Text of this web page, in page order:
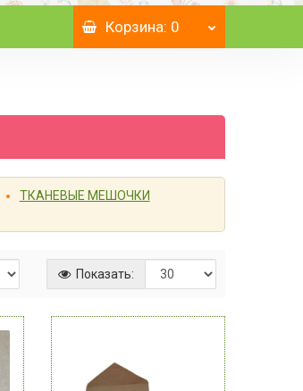
Корзина: 0
ТКАНЕВЫЕ МЕШОЧКИ
Показать: